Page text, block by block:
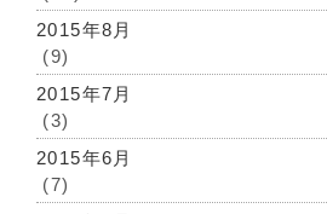
2015年8月
(9)
2015年7月
(3)
2015年6月
(7)